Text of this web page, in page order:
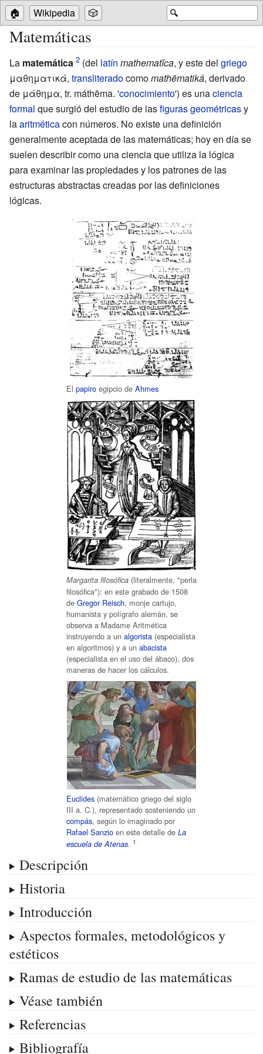
🔍
🏠 Wikipedia 🎲
Matemáticas
La matemática (del latín mathematĭca, y este delgriego
μαθηματικά, transliteradocomomathēmatiká, derivado
de μάθημα, tr. máthēma. 'conocimiento') es unaciencia
formal que surgió del estudio de lasfiguras geométricasy
laaritméticacon números. No existe una definición
generalmente aceptada de las matemáticas; hoy en día se
suelen describir como una ciencia que utiliza la lógica
para examinar las propiedades y los patrones de las
estructuras abstractas creadas por las definiciones
lógicas.
El papiro egipcio de Ahmes
Margarita filosófica (literalmente, "perla
filosófica"): en este grabado de 1508
de Gregor Reisch, monje cartujo,
humanista y polígrafo alemán, se
observa a Madame Aritmética
instruyendo a un algorista (especialista
en algoritmos) y a un abacista
(especialista en el uso del ábaco), dos
maneras de hacer los cálculos.
Euclides (matemático griego del siglo
III a. C.), representado sosteniendo un
compás, según lo imaginado por
Rafael Sanzio en este detalle de La
escuela de Atenas.
Descripción
Historia
Introducción
Aspectos formales, metodológicos y
estéticos
Ramas de estudio de las matemáticas
Véase también
Referencias
Bibliografía